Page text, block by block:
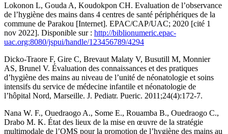
Lokonon L, Gouda A, Koudokpon CH. Evaluation de l’observance
de l’hygiène des mains dans 4 centres de santé périphériques de la
commune de Parakou [Internet]. EPAC/CAP/UAC; 2020 [cité 1
nov 2022]. Disponible sur : http://biblionumeric.epac-
uac.org:8080/jspui/handle/123456789/4294
Dicko-Traore F, Gire C, Brevaut Malaty V, Busutill M, Monnier
AS, Brunel V. Évaluation des connaissances et des pratiques
d’hygiène des mains au niveau de l’unité de néonatologie et soins
intensifs du service de médecine infantile et néonatologie de
l’hôpital Nord, Marseille. J. Pediatr. Pueric. 2011;24(4):172‑7.
Nana W. F., Ouedraogo A., Some E., Rouamba B., Ouedraogo C.,
Drabo M. K. État des lieux de la mise en œuvre de la stratégie
multimodale de l’OMS pour la promotion de l’hygiène des mains au